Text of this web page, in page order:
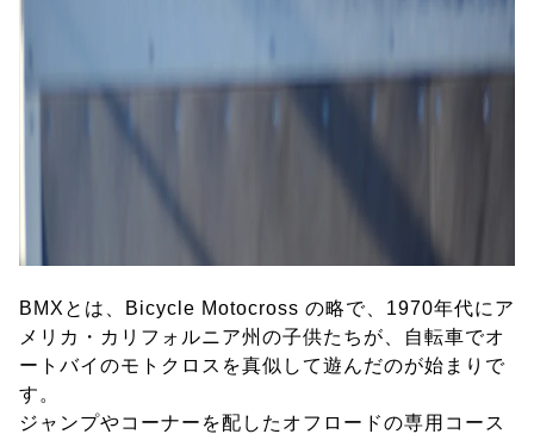
BMXとは、Bicycle Motocross の略で、1970年代にア
メリカ・カリフォルニア州の子供たちが、自転車でオ
ートバイのモトクロスを真似して遊んだのが始まりで
す。
ジャンプやコーナーを配したオフロードの専用コース